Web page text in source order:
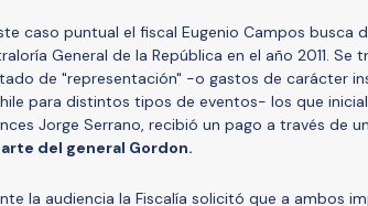
caso puntual el fiscal Eugenio Campos busca
General de la República en el año 2011.
de "representación" -o gastos de carácter
para distintos tipos de eventos- los que
Jorge Serrano, recibió un pago a través de
del general Gordon.
la audiencia la Fiscalía solicitó que a ambos